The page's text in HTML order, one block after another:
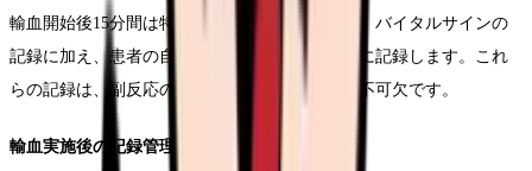
輸血開始後15分間は特に慎重な観察が必要です。バイタルサインの
記録に加え、患者の自覚症状や他覚所見も詳細に記録します。これ
らの記録は、副反応の早期発見と適切な対応に不可欠です。
輸血実施後の記録管理